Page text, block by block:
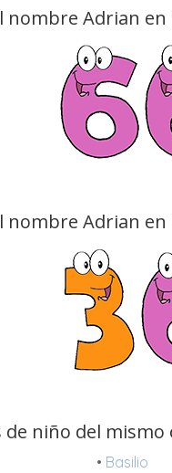
nombre Adrian en
nombre Adrian en
niño del mismo
• Basilio